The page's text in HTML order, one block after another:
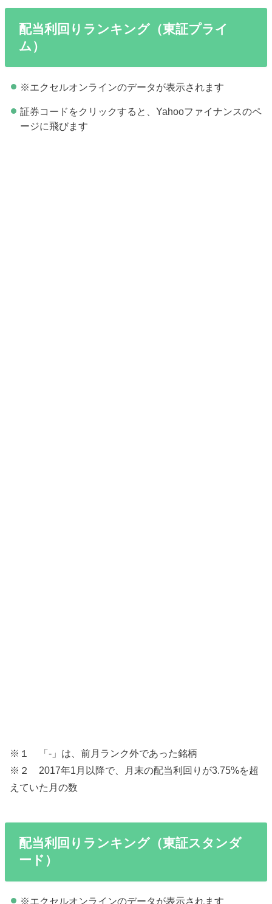
配当利回りランキング（東証プライ
ム）
※エクセルオンラインのデータが表示されます
証券コードをクリックすると、Yahooファイナンスのペ
ージに飛びます
※１ 「-」は、前月ランク外であった銘柄
※２ 2017年1月以降で、月末の配当利回りが3.75%を超
えていた月の数
配当利回りランキング（東証スタンダ
ード）
※エクセルオンラインのデータが表示されます